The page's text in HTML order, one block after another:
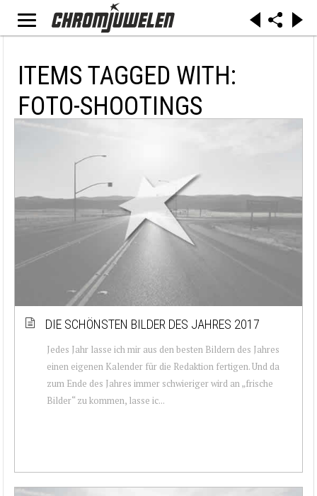
ITEMS TAGGED WITH:
FOTO-SHOOTINGS
DIE SCHÖNSTEN BILDER DES JAHRES 2017
Jedes Jahr lasse ich mir aus den besten Bildern des Jahres
einen eigenen Kalender für die Redaktion fertigen. Und da
zum Ende des Jahres immer schwieriger wird an „frische
Bilder“ zu kommen, lasse ic...